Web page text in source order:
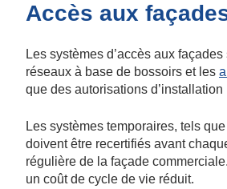
Accès aux
Les systèmes d’accès aux
réseaux à base de bossoirs et les
que des autorisations
Les systèmes temporaires, tels
doivent être recertifiés avant
régulière de la façade
un coût de cycle de vie réduit.